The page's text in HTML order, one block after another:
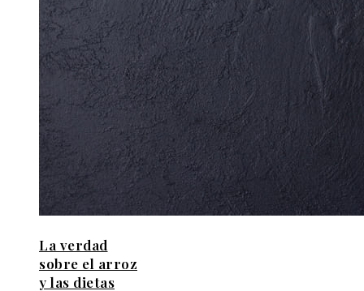
La verdad
sobre el arroz
y las dietas